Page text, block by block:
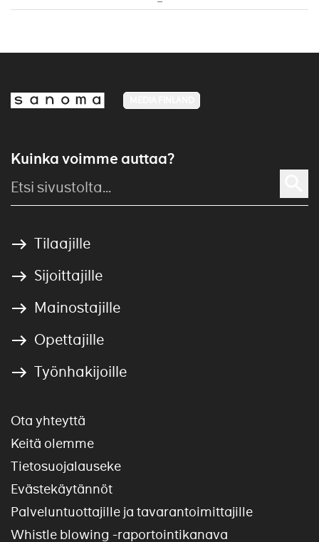
Kuinka voimme auttaa?
Tilaajille
Sijoittajille
Mainostajille
Opettajille
Työnhakijoille
Ota yhteyttä
Keitä olemme
Tietosuojalauseke
Evästekäytännöt
Palveluntuottajille ja tavarantoimittajille
Whistle blowing -raportointikanava